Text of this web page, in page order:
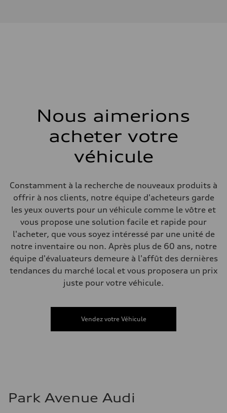
McPherson suspension strut front
Système de freinage
Système de freinage
Poids
—
Poids brut admissible
Volumes
Compartiment à bagages
Réservoir de carburant (approx.)
—
Données de rendement
Vitesse de pointe
Accélération de 0 à 100 km/h
Consommation de carburant
Consommation – ville
Nous aimerions
acheter votre
véhicule
Constamment à la recherche de nouveaux produits à
offrir à nos clients, notre équipe d'acheteurs garde
les yeux ouverts pour un véhicule comme le vôtre et
vous propose une solution facile et rapide pour
l'acheter, que vous soyez intéressé par une unité de
notre inventaire ou non. Après plus de 60 ans, notre
équipe d'évaluateurs demeure à l'affût des dernières
tendances du marché local et vous proposera un prix
juste pour votre véhicule.
Vendez votre Véhicule
Park Avenue Audi